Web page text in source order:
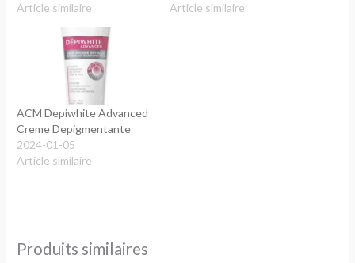
Article similaire
Article similaire
ACM Depiwhite Advanced
Creme Depigmentante
2024-01-05
Article similaire
Produits similaires